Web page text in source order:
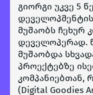
გიორგი უკვე 5
მუშაობს ჩეხურ
დეველოპერად.
მუშაობდა
პროექტებზე
კომპანიებთან,
(Digital Goodies